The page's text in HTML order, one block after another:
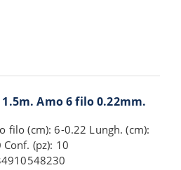
Amo 6 filo 0.22mm.
filo (cm): 6-0.22 Lungh. (cm):
Conf. (pz): 10